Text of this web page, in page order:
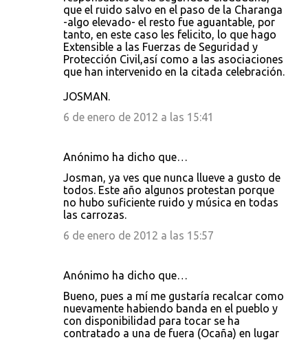
que el ruido salvo en el paso de la Charanga
-algo elevado- el resto fue aguantable, por
tanto, en este caso les felicito, lo que hago
Extensible a las Fuerzas de Seguridad y
Protección Civil,así como a las asociaciones
que han intervenido en la citada celebración.
JOSMAN.
6 de enero de 2012 a las 15:41
Anónimo ha dicho que…
Josman, ya ves que nunca llueve a gusto de
todos. Este año algunos protestan porque
no hubo suficiente ruido y música en todas
las carrozas.
6 de enero de 2012 a las 15:57
Anónimo ha dicho que…
Bueno, pues a mí me gustaría recalcar como
nuevamente habiendo banda en el pueblo y
con disponibilidad para tocar se ha
contratado a una de fuera (Ocaña) en lugar